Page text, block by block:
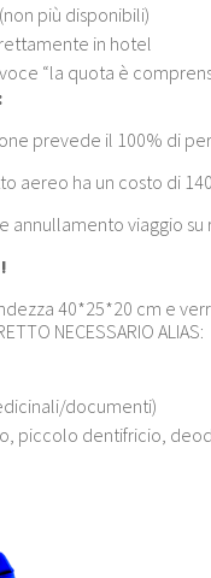
più disponibili)
in hotel
“la quota è
prevede il 100% di
aereo ha un costo di
annullamento viaggio su
40*25*20 cm e
NECESSARIO ALIAS:
documenti)
piccolo dentifricio,